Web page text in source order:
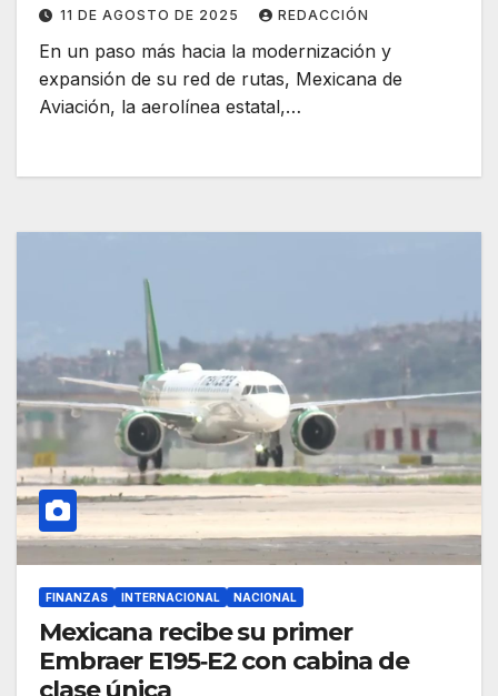
11 DE AGOSTO DE 2025 REDACCIÓN
En un paso más hacia la modernización y
expansión de su red de rutas, Mexicana de
Aviación, la aerolínea estatal,…
FINANZAS INTERNACIONAL NACIONAL
Mexicana recibe su primer
Embraer E195‑E2 con cabina de